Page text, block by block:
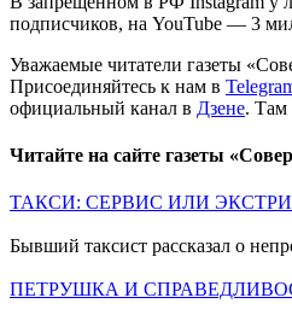
подписчиков, на YouTube — 3
Уважаемые читатели газеты
Присоединяйтесь к нам в
официальный канал в Дзене. Там
Читайте на сайте газеты
ТАКСИ: СЕРВИС ИЛИ
Бывший таксист рассказал о
ПЕТРУШКА И